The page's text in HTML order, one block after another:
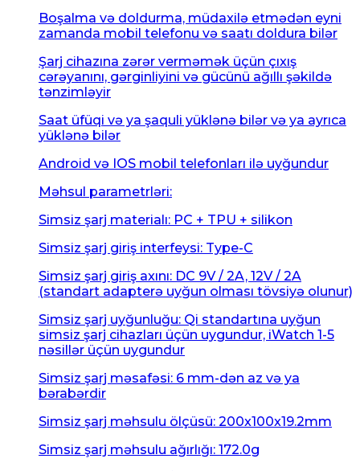
Boşalma və doldurma, müdaxilə etmədən eyni
zamanda mobil telefonu və saatı doldura bilər
Şarj cihazına zərər verməmək üçün çıxış
cərəyanını, gərginliyini və gücünü ağıllı şəkildə
tənzimləyir
Saat üfüqi və ya şaquli yüklənə bilər və ya ayrıca
yüklənə bilər
Android və IOS mobil telefonları ilə uyğundur
Məhsul parametrləri:
Simsiz şarj materialı: PC + TPU + silikon
Simsiz şarj giriş interfeysi: Type-C
Simsiz şarj giriş axını: DC 9V / 2A, 12V / 2A
(standart adapterə uyğun olması tövsiyə olunur)
Simsiz şarj uyğunluğu: Qi standartına uyğun
simsiz şarj cihazları üçün uygundur, iWatch 1-5
nəsillər üçün uygundur
Simsiz şarj məsafəsi: 6 mm-dən az və ya
bərabərdir
Simsiz şarj məhsulu ölçüsü: 200x100x19.2mm
Simsiz şarj məhsulu ağırlığı: 172.0g